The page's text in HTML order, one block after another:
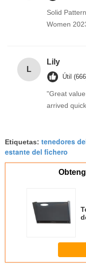
Solid
Women
L
Lily
Útil
"Great
arrived
Etiquetas: tenedores
estante del fichero